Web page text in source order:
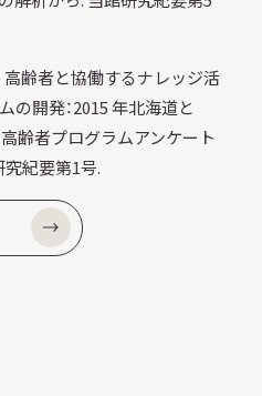
高齢者と協働するナレッジ活
の開発：2015 年北海道と
齢者プログラムアンケート
紀要第1号.